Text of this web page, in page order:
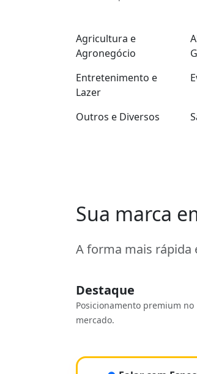
Agricultura e
Agronegócio
Entretenimento e
Lazer
Outros e Diversos
Sua marca
A forma mais rápida
Destaque
Posicionamento premium no
mercado.